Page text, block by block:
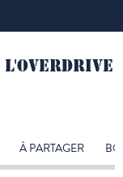
À PARTAGER